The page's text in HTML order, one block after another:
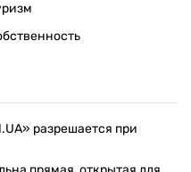
разрешается при